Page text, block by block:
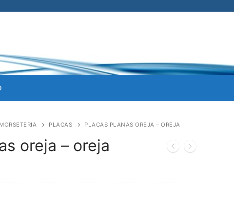
MORSETERIA PLACAS PLACAS PLANAS OREJA – OREJA
oreja – oreja